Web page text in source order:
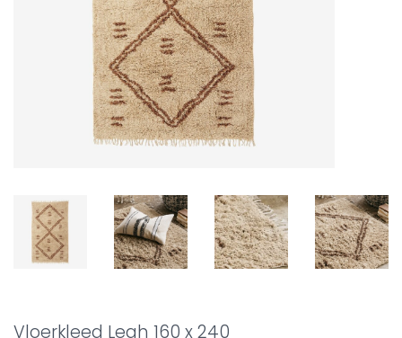
Vloerkleed Leah 160 x 240